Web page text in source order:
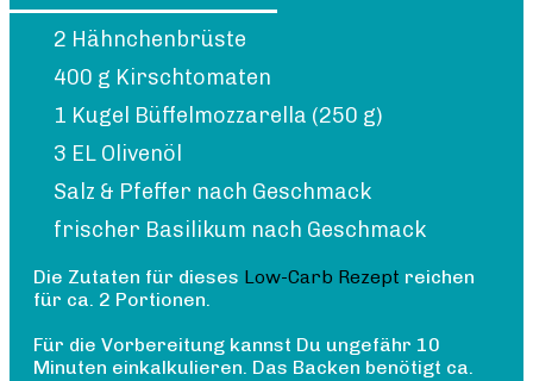
2 Hähnchenbrüste
400 g Kirschtomaten
1 Kugel Büffelmozzarella (250 g)
3 EL Olivenöl
Salz & Pfeffer nach Geschmack
frischer Basilikum nach Geschmack
Die Zutaten für dieses Low-Carb Rezept reichen
für ca. 2 Portionen.
Für die Vorbereitung kannst Du ungefähr 10
Minuten einkalkulieren. Das Backen benötigt ca.